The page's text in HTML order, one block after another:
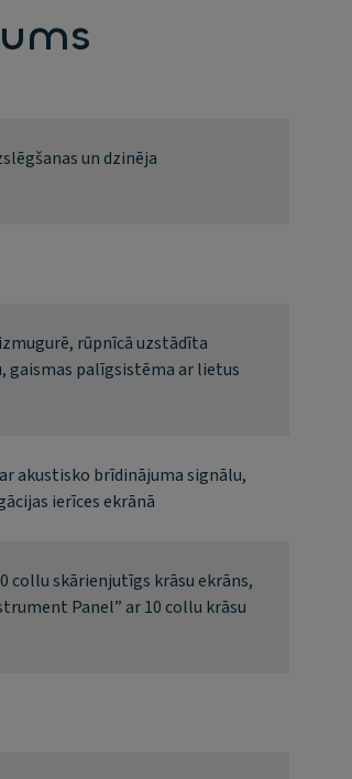
un dzinēja
rūpnīcā uzstādīta
gaismas palīgsistēma ar lietus
akustisko brīdinājuma signālu,
ierīces ekrānā
collu skārienjutīgs krāsu ekrāns,
Panel” ar 10 collu krāsu